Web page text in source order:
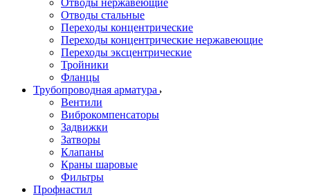
Отводы нержавеющие
Отводы стальные
Переходы концентрические
Переходы концентрические нержавеющие
Переходы эксцентрические
Тройники
Фланцы
Трубопроводная арматура
Вентили
Виброкомпенсаторы
Задвижки
Затворы
Клапаны
Краны шаровые
Фильтры
Профнастил